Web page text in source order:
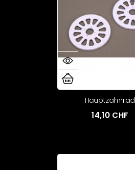
Hauptzahnrad
14,10 CHF